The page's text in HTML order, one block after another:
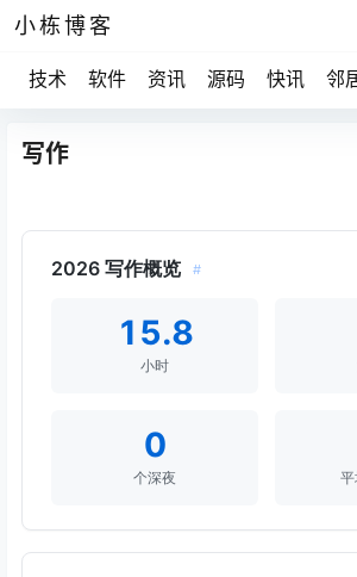
小栋博客
技术 软件 资讯 源码 快讯 邻
写作
2026 写作概览 #
15.8
小时
0
个深夜